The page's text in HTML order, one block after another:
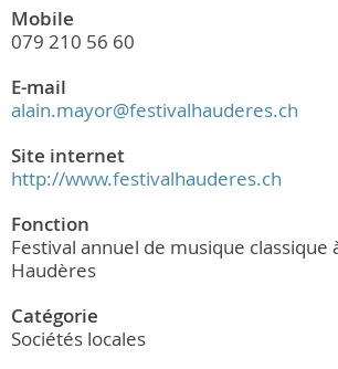
Mobile
079 210 56 60
E-mail
alain.mayor@festivalhauderes.ch
Site internet
http://www.festivalhauderes.ch
Fonction
Festival annuel de musique classique
Haudères
Catégorie
Sociétés locales